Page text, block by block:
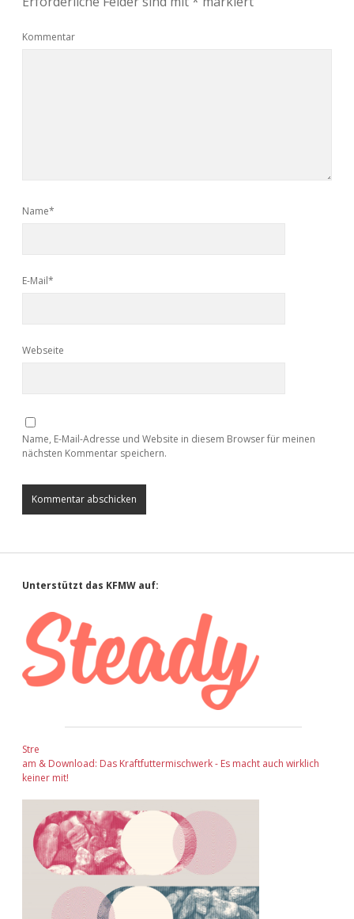
Kommentar
Name*
E-Mail*
Webseite
Name, E-Mail-Adresse und Website in diesem Browser für meinen
nächsten Kommentar speichern.
Sidebar
Unterstützt das KFMW auf:
Stre
am & Download: Das Kraftfuttermischwerk - Es macht auch wirklich
keiner mit!